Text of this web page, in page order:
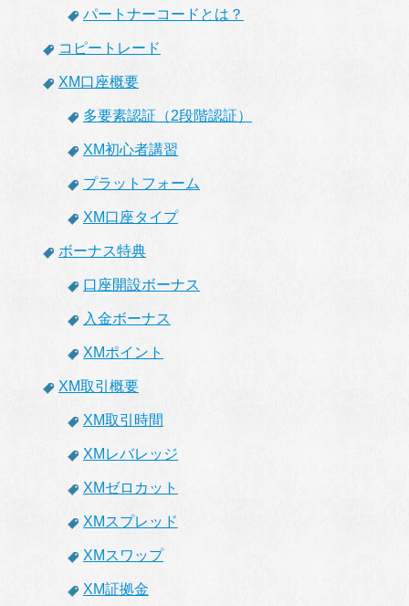
パートナーコードとは？
コピートレード
XM口座概要
多要素認証（2段階認証）
XM初心者講習
プラットフォーム
XM口座タイプ
ボーナス特典
口座開設ボーナス
入金ボーナス
XMポイント
XM取引概要
XM取引時間
XMレバレッジ
XMゼロカット
XMスプレッド
XMスワップ
XM証拠金